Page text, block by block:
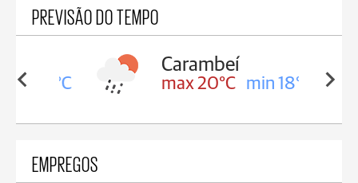
PREVISÃO DO TEMPO
18°C
Carambeí
max 20°C min 18°C
EMPREGOS